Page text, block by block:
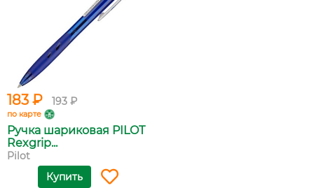
183 ₽ 193 ₽
по карте
Ручка шариковая PILOT
Rexgrip...
Pilot
Купить